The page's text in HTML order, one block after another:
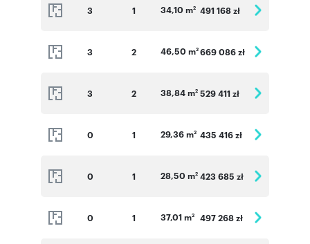
3 1 34,10 m2 491 168 zł
3 2 46,50 m2 669 086 zł
3 2 38,84 m2 529 411 zł
0 1 29,36 m2 435 416 zł
0 1 28,50 m2 423 685 zł
0 1 37,01 m2 497 268 zł